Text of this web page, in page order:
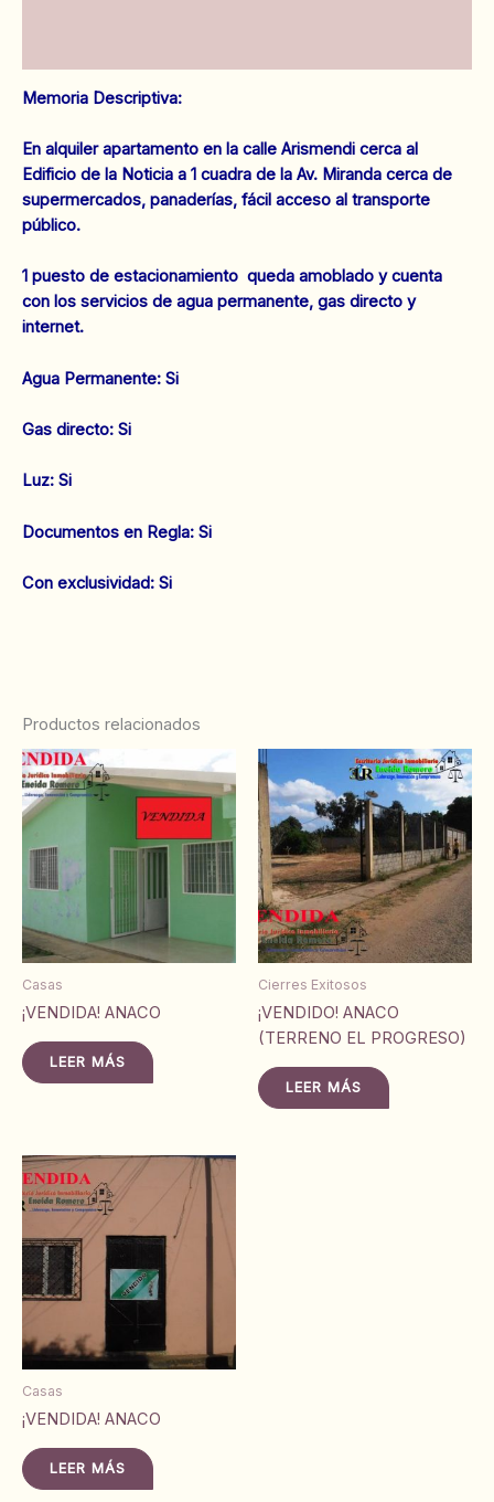
Memoria Descriptiva:
En alquiler apartamento en la calle Arismendi cerca al
Edificio de la Noticia a 1 cuadra de la Av. Miranda cerca de
supermercados, panaderías, fácil acceso al transporte
público.
1 puesto de estacionamiento queda amoblado y cuenta
con los servicios de agua permanente, gas directo y
internet.
‌Agua Permanente: Si
‌Gas directo: Si
‌Luz: Si
‌‌Documentos en Regla: Si
Con exclusividad: Si
Productos relacionados
Casas
¡VENDIDA! ANACO
LEER MÁS
Cierres Exitosos
¡VENDIDO! ANACO
(TERRENO EL PROGRESO)
LEER MÁS
Casas
¡VENDIDA! ANACO
LEER MÁS